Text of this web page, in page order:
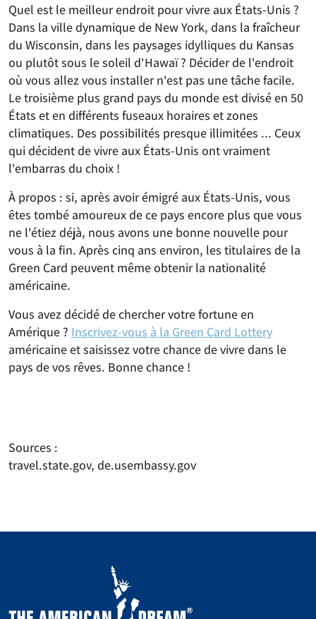
Quel est le meilleur endroit pour vivre aux États-Unis ?
Dans la ville dynamique de New York, dans la fraîcheur
du Wisconsin, dans les paysages idylliques du Kansas
ou plutôt sous le soleil d'Hawaï ? Décider de l'endroit
où vous allez vous installer n'est pas une tâche facile.
Le troisième plus grand pays du monde est divisé en 50
États et en différents fuseaux horaires et zones
climatiques. Des possibilités presque illimitées ... Ceux
qui décident de vivre aux États-Unis ont vraiment
l'embarras du choix !
À propos : si, après avoir émigré aux États-Unis, vous
êtes tombé amoureux de ce pays encore plus que vous
ne l'étiez déjà, nous avons une bonne nouvelle pour
vous à la fin. Après cinq ans environ, les titulaires de la
Green Card peuvent même obtenir la nationalité
américaine.
Vous avez décidé de chercher votre fortune en
Amérique ? Inscrivez-vous à la Green Card Lottery
américaine et saisissez votre chance de vivre dans le
pays de vos rêves. Bonne chance !
Sources :
travel.state.gov, de.usembassy.gov